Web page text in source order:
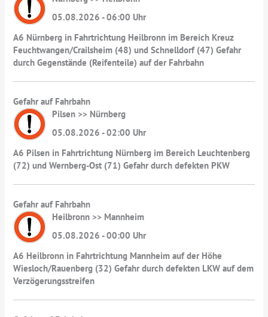
05.08.2026 - 06:00 Uhr
A6 Nürnberg in Fahrtrichtung Heilbronn im Bereich Kreuz
Feuchtwangen/Crailsheim (48) und Schnelldorf (47) Gefahr
durch Gegenstände (Reifenteile) auf der Fahrbahn
Gefahr auf Fahrbahn
Pilsen >> Nürnberg
05.08.2026 - 02:00 Uhr
A6 Pilsen in Fahrtrichtung Nürnberg im Bereich Leuchtenberg
(72) und Wernberg-Ost (71) Gefahr durch defekten PKW
Gefahr auf Fahrbahn
Heilbronn >> Mannheim
05.08.2026 - 00:00 Uhr
A6 Heilbronn in Fahrtrichtung Mannheim auf der Höhe
Wiesloch/Rauenberg (32) Gefahr durch defekten LKW auf dem
Verzögerungsstreifen